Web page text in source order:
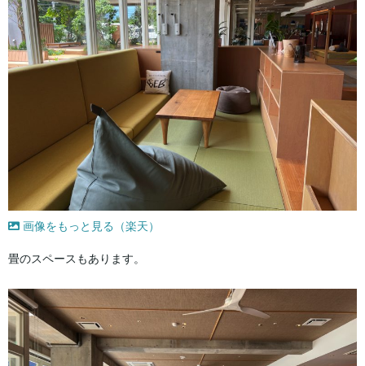
画像をもっと見る（楽天）
畳のスペースもあります。